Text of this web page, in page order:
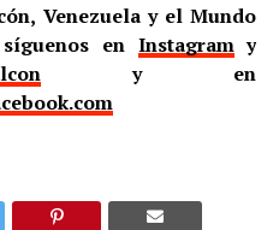
Venezuela y el Mundo
síguenos en Instagramy
y en